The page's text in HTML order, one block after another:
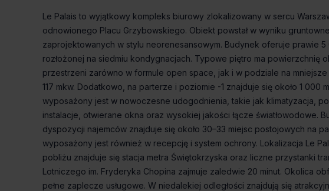
Le Palais to wyjątkowy kompleks biurowy zlokalizowany w sercu
odnowionego Placu Grzybowskiego. Obiekt powstał w wyniku
zaprojektowanych w stylu neorenesansowym. Budynek oferuje prawie
rozłożonej na siedmiu kondygnacjach. Typowe piętro ma powierzchnię
przestrzeni zarówno w formule open space, jak i w podziale na
117 mkw. Dodatkowo, na parterze i poziomie -1 znajduje się około 1
wyposażony jest w nowoczesne udogodnienia, takie jak klimatyzacja,
instalacje, otwierane okna oraz wysokiej jakości łącze światłowodowe.
dyspozycji najemców znajduje się około 30–33 miejsc postojowych na
wyposażony jest również w recepcję i system ochrony. Lokalizacja Le
pobliżu znajduje się stacja metra Świętokrzyska oraz liczne przystanki
Lotniczego im. Fryderyka Chopina zajmuje zaledwie 20 minut. Okolica
pełne zaplecze usługowe. W niedalekiej odległości znajdują się